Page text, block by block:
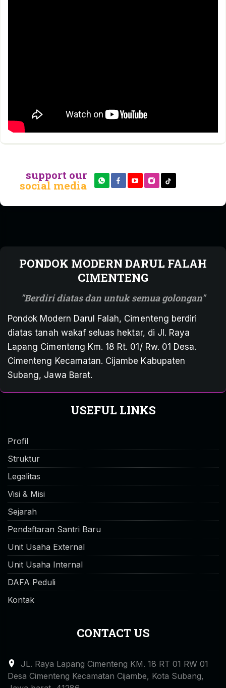
support our
social media
PONDOK MODERN DARUL FALAH
CIMENTENG
Berdiri diatas dan untuk semua golongan
Pondok Modern Darul Falah, Cimenteng berdiri
diatas tanah wakaf seluas hektar, di Jl. Raya
Lapang Cimenteng Km. 18 Rt. 01/ Rw. 01 Desa.
Cimenteng Kecamatan. Cijambe Kabupaten
Subang, Jawa Barat.
USEFUL LINKS
Profil
Struktur
Legalitas
Visi & Misi
Sejarah
Pendaftaran Santri Baru
Unit Usaha External
Unit Usaha Internal
DAFA Peduli
Kontak
CONTACT US
JL. Raya Lapang Cimenteng KM. 18 RT 01 RW 01
Desa Cimenteng Kecamatan Cijambe, Kota Subang,